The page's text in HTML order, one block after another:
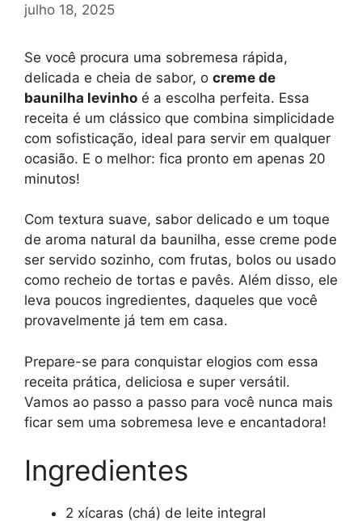
julho 18, 2025
Se você procura uma sobremesa rápida,
delicada e cheia de sabor, o creme de
baunilha levinho é a escolha perfeita. Essa
receita é um clássico que combina simplicidade
com sofisticação, ideal para servir em qualquer
ocasião. E o melhor: fica pronto em apenas 20
minutos!
Com textura suave, sabor delicado e um toque
de aroma natural da baunilha, esse creme pode
ser servido sozinho, com frutas, bolos ou usado
como recheio de tortas e pavês. Além disso, ele
leva poucos ingredientes, daqueles que você
provavelmente já tem em casa.
Prepare-se para conquistar elogios com essa
receita prática, deliciosa e super versátil.
Vamos ao passo a passo para você nunca mais
ficar sem uma sobremesa leve e encantadora!
Ingredientes
2 xícaras (chá) de leite integral